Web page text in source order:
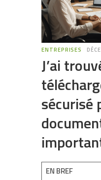
ENTREPRISES
J’ai
sécurisé
EN BREF